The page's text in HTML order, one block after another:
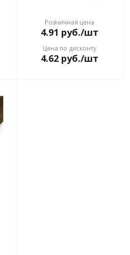
Розничная цена
4.91 руб./шт
Цена по дисконту
4.62руб./шт